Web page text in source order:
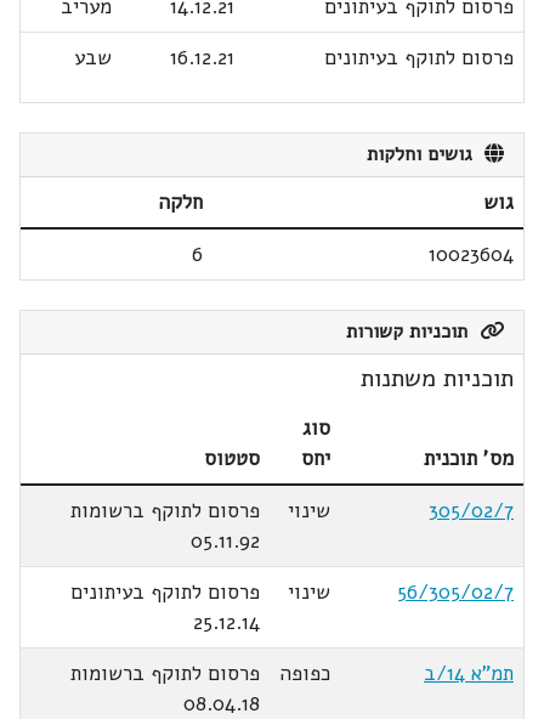
פרסום לתוקף בעיתונים
14.12.21
מעריב
פרסום לתוקף בעיתונים
16.12.21 שבע
גושים וחלקות
גוש
חלקה
10023604
6
תוכניות קשורות
תוכניות משתנות
מס' תוכנית
סוג
יחס
סטטוס
305/02/7
שינוי
פרסום לתוקף ברשומות
05.11.92
56/305/02/7
שינוי
פרסום לתוקף בעיתונים
25.12.14
תמ"א 14/ב
כפופה
פרסום לתוקף ברשומות
08.04.18